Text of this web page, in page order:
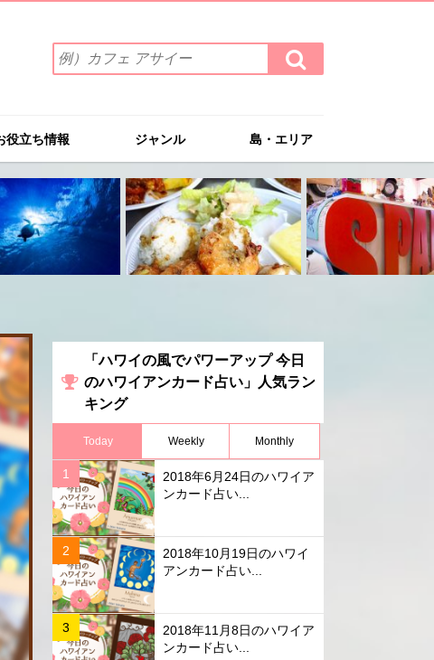
索
ワ
を
入
力
(例）
カ
フ
ェ
イ
検
索
す
役立ち情報 ジャンル 島・エリア
「ハワイの風でパワーアップ 今日
のハワイアンカード占い」人気ラン
キング
Today Weekly Monthly
2018年6月24日のハワイア
ンカード占い...
2018年10月19日のハワイ
アンカード占い...
2018年11月8日のハワイア
ンカード占い...